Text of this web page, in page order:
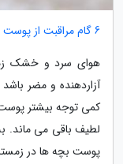
6 گام مراقبت از پوست بچه ها در زمستان
هوای سرد و خشک
آزاردهنده و مضر
کمی توجه بیشتر پوست
لطیف باقی می ماند.
پوست بچه ها در